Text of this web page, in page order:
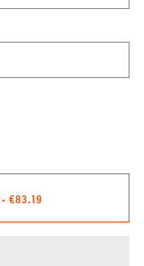
• €83.19